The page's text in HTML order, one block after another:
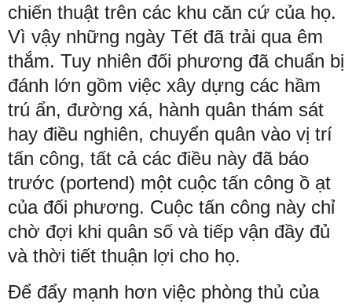
chiến thuật trên các khu căn cứ của họ.
Vì vậy những ngày Tết đã trải qua êm
thắm. Tuy nhiên đối phương đã chuẩn bị
đánh lớn gồm việc xây dựng các hầm
trú ẩn, đường xá, hành quân thám sát
hay điều nghiên, chuyển quân vào vị trí
tấn công, tất cả các điều này đã báo
trước (portend) một cuộc tấn công ồ ạt
của đối phương. Cuộc tấn công này chỉ
chờ đợi khi quân số và tiếp vận đầy đủ
và thời tiết thuận lợi cho họ.
Để đẩy mạnh hơn việc phòng thủ của